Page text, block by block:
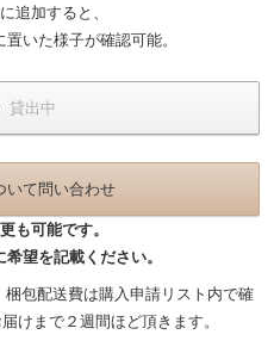
追加すると、
いた様子が確認可能。
貸出中
いて問い合わせ
も可能です。
望を記載ください。
包配送費は購入申請リスト内で確
けまで２週間ほど頂きます。